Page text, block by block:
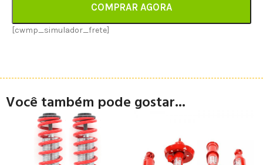
COMPRAR AGORA
[cwmp_simulador_frete]
Você também pode gostar...